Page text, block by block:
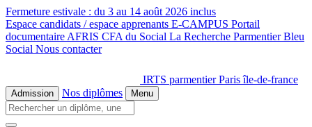
Fermeture estivale : du 3 au 14 août 2026 inclus
Espace candidats / espace apprenants E-CAMPUS Portail
documentaire AFRIS CFA du Social La Recherche Parmentier Bleu
Social Nous contacter
IRTS parmentier Paris île-de-france
Admission Nos diplômes Menu